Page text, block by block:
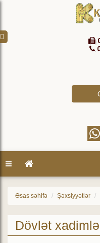
Əsas səhifə Şəxsiyyətlər
Dövlət